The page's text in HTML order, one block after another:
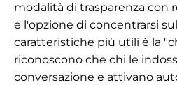
modalità di trasparenza con
e l'opzione di concentrarsi
caratteristiche più utili è la
riconoscono che chi le
conversazione e attivano